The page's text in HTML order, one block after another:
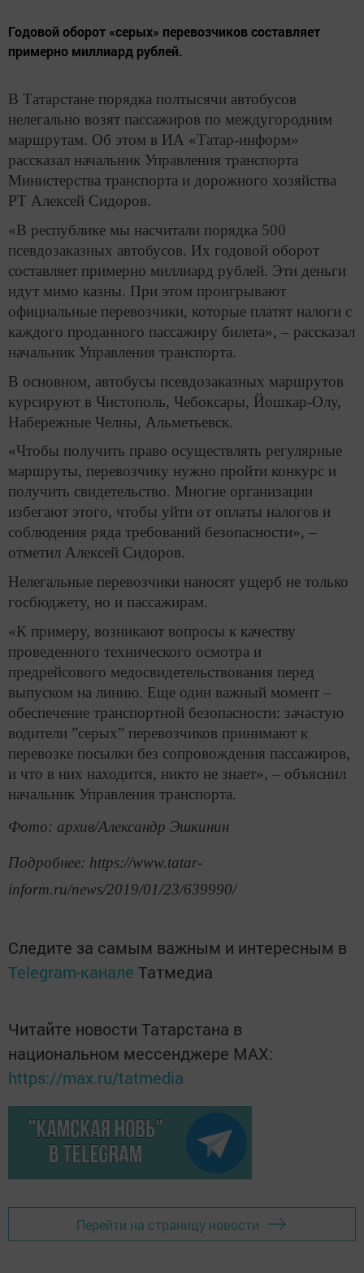
Годовой оборот «серых» перевозчиков составляет
примерно миллиард рублей.
В Татарстане порядка полтысячи автобусов
нелегально возят пассажиров по междугородним
маршрутам. Об этом в ИА «Татар-информ»
рассказал начальник Управления транспорта
Министерства транспорта и дорожного хозяйства
РТ Алексей Сидоров.
«В республике мы насчитали порядка 500
псевдозаказных автобусов. Их годовой оборот
составляет примерно миллиард рублей. Эти деньги
идут мимо казны. При этом проигрывают
официальные перевозчики, которые платят налоги с
каждого проданного пассажиру билета», – рассказал
начальник Управления транспорта.
В основном, автобусы псевдозаказных маршрутов
курсируют в Чистополь, Чебоксары, Йошкар-Олу,
Набережные Челны, Альметьевск.
«Чтобы получить право осуществлять регулярные
маршруты, перевозчику нужно пройти конкурс и
получить свидетельство. Многие организации
избегают этого, чтобы уйти от оплаты налогов и
соблюдения ряда требований безопасности», –
отметил Алексей Сидоров.
Нелегальные перевозчики наносят ущерб не только
госбюджету, но и пассажирам.
«К примеру, возникают вопросы к качеству
проведенного технического осмотра и
предрейсового медосвидетельствования перед
выпуском на линию. Еще один важный момент –
обеспечение транспортной безопасности: зачастую
водители ”серых” перевозчиков принимают к
перевозке посылки без сопровождения пассажиров,
и что в них находится, никто не знает», – объяснил
начальник Управления транспорта.
Фото: архив/Александр Эшкинин
Подробнее: https://www.tatar-
inform.ru/news/2019/01/23/639990/
Следите за самым важным и интересным в
Telegram-канале Татмедиа
Читайте новости Татарстана в
национальном мессенджере MАХ:
https://max.ru/tatmedia
Перейти на страницу новости